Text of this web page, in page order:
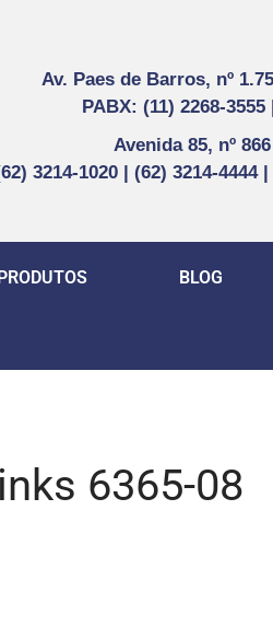
Av. Paes de Barros, nº
PABX: (11) 2268-3555
Avenida 85, nº
3214-1020 | (62) 3214-4444
BLOG
6365-08